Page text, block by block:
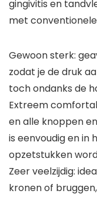
gingivitis en
met
Gewoon sterk:
zodat je de druk
toch ondanks de
Extreem
en alle knoppen
is eenvoudig en in
opzetstukken
Zeer veelzijdig:
kronen of